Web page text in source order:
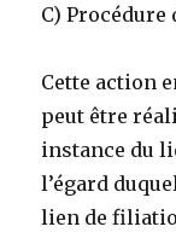
C)
Cette action
peut être
instance du
l’égard
lien de